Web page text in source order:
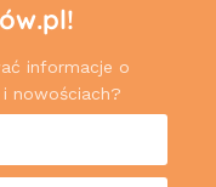
informacje o
nowościach?